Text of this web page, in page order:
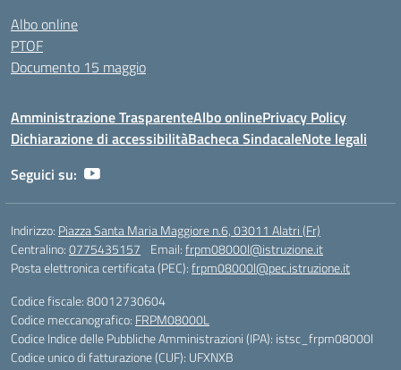
Albo online
PTOF
Documento 15 maggio
Amministrazione TrasparenteAlbo onlinePrivacy Policy
Dichiarazione di accessibilitàBacheca SindacaleNote legali
Seguici su:
Indirizzo: Piazza Santa Maria Maggiore n.6, 03011 Alatri (Fr)
Centralino:0775435157 Email:frpm08000l@istruzione.it
Posta elettronica certificata (PEC):frpm08000l@pec.istruzione.it
Codice fiscale: 80012730604
Codice meccanografico: FRPM08000L
Codice Indice delle Pubbliche Amministrazioni (IPA): istsc_frpm08000l
Codice unico di fatturazione (CUF): UFXNXB